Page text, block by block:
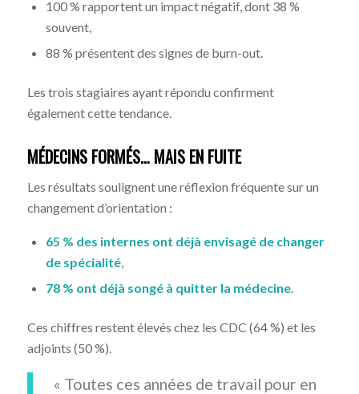
100 % rapportent un impact négatif, dont 38 %
souvent,
88 % présentent des signes de burn-out.
Les trois stagiaires ayant répondu confirment
également cette tendance.
MÉDECINS FORMÉS… MAIS EN FUITE
Les résultats soulignent une réflexion fréquente sur un
changement d’orientation :
65 % des internes ont déjà envisagé de changer
de spécialité,
78 % ont déjà songé à quitter la médecine.
Ces chiffres restent élevés chez les CDC (64 %) et les
adjoints (50 %).
« Toutes ces années de travail pour en